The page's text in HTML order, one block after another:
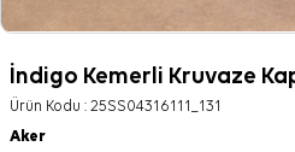
İndigo Kemerli Kruvaze
Ürün Kodu : 25SS04316111_131
Aker